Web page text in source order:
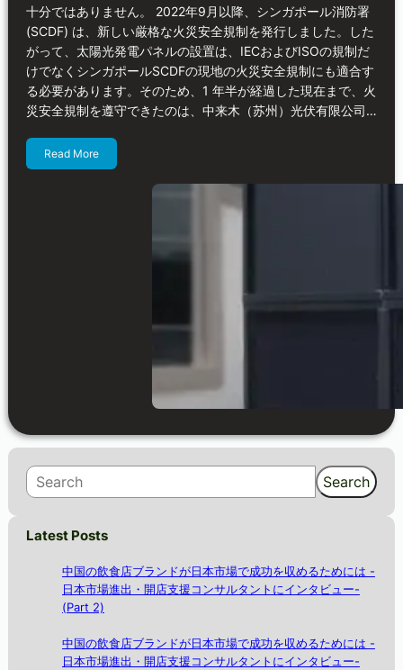
十分ではありません。 2022年9月以降、シンガポール消防署
(SCDF) は、新しい厳格な火災安全規制を発行しました。した
がって、太陽光発電パネルの設置は、IECおよびISOの規制だ
けでなくシンガポールSCDFの現地の火災安全規制にも適合す
る必要があります。そのため、1 年半が経過した現在まで、火
災安全規制を遵守できたのは、中来木（苏州）光伏有限公司…
Read More
S
e
r
Search
Latest Posts
中国の飲食店ブランドが日本市場で成功を収めるためには -
日本市場進出・開店支援コンサルタントにインタビュー-
(Part 2)
中国の飲食店ブランドが日本市場で成功を収めるためには -
日本市場進出・開店支援コンサルタントにインタビュー-